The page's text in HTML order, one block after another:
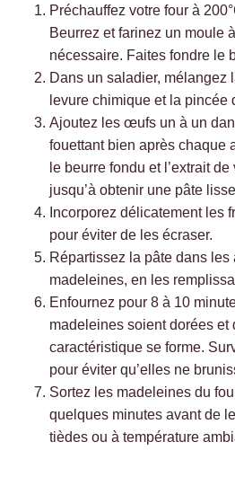
Préchauffez votre four à
Beurrez et farinez un moule
nécessaire. Faites fondre le
Dans un saladier, mélangez
levure chimique et la pincée
Ajoutez les œufs un à un
fouettant bien après chaque
le beurre fondu et l’extrait
jusqu’à obtenir une pâte
Incorporez délicatement les
pour éviter de les écraser.
Répartissez la pâte dans
madeleines, en les
Enfournez pour 8 à 10
madeleines soient dorées et
caractéristique se forme.
pour éviter qu’elles ne
Sortez les madeleines du
quelques minutes avant de
tièdes ou à température